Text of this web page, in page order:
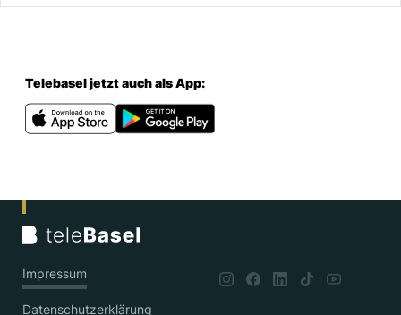
Telebasel jetzt auch als App:
Impressum
Datenschutzerklärung